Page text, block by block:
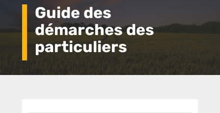
Guide des
démarches des
particuliers